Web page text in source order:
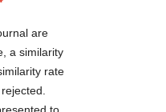
are
a similarity
rate